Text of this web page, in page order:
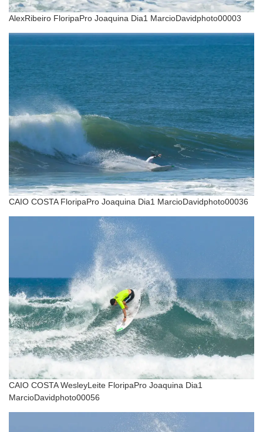
AlexRibeiro FloripaPro Joaquina Dia1 MarcioDavidphoto00003
CAIO COSTA FloripaPro Joaquina Dia1 MarcioDavidphoto00036
CAIO COSTA WesleyLeite FloripaPro Joaquina Dia1
MarcioDavidphoto00056